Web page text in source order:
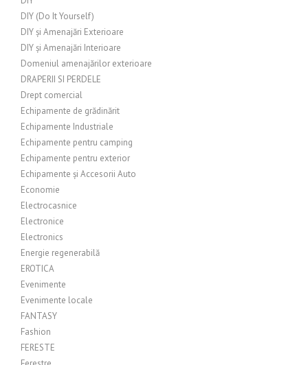
DIY (Do It Yourself)
DIY și Amenajări Exterioare
DIY și Amenajări Interioare
Domeniul amenajărilor exterioare
DRAPERII SI PERDELE
Drept comercial
Echipamente de grădinărit
Echipamente Industriale
Echipamente pentru camping
Echipamente pentru exterior
Echipamente și Accesorii Auto
Economie
Electrocasnice
Electronice
Electronics
Energie regenerabilă
EROTICA
Evenimente
Evenimente locale
FANTASY
Fashion
FERESTE